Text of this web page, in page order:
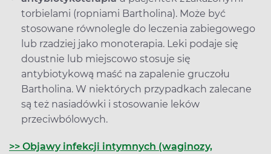
torbielami (ropniami Bartholina). Może być
stosowane równolegle do leczenia zabiegowego
lub rzadziej jako monoterapia. Leki podaje się
doustnie lub miejscowo stosuje się
antybiotykową maść na zapalenie gruczołu
Bartholina. W niektórych przypadkach zalecane
są też nasiadówki i stosowanie leków
przeciwbólowych.
>> Objawy infekcji intymnych (waginozy,